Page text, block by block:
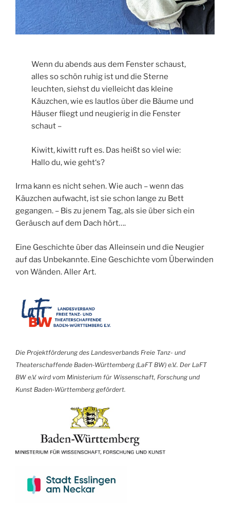
Wenn du abends aus dem Fenster schaust,
alles so schön ruhig ist und die Sterne
leuchten, siehst du vielleicht das kleine
Käuzchen, wie es lautlos über die Bäume und
Häuser fliegt und neugierig in die Fenster
schaut –
Kiwitt, kiwitt ruft es. Das heißt so viel wie:
Hallo du, wie geht‘s?
Irma kann es nicht sehen. Wie auch – wenn das
Käuzchen aufwacht, ist sie schon lange zu Bett
gegangen. – Bis zu jenem Tag, als sie über sich ein
Geräusch auf dem Dach hört….
Eine Geschichte über das Alleinsein und die Neugier
auf das Unbekannte. Eine Geschichte vom Überwinden
von Wänden. Aller Art.
Die Projektförderung des Landesverbands Freie Tanz- und
Theaterschaffende Baden-Württemberg (LaFT BW) e.V.. Der LaFT
BW e.V. wird vom Ministerium für Wissenschaft, Forschung und
Kunst Baden-Württemberg gefördert.